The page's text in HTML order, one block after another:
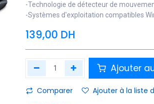
-Technologie de détecteur de
-Systèmes d'exploitation compatibles
139,00 DH
Ajouter
Comparer Ajouter à la liste